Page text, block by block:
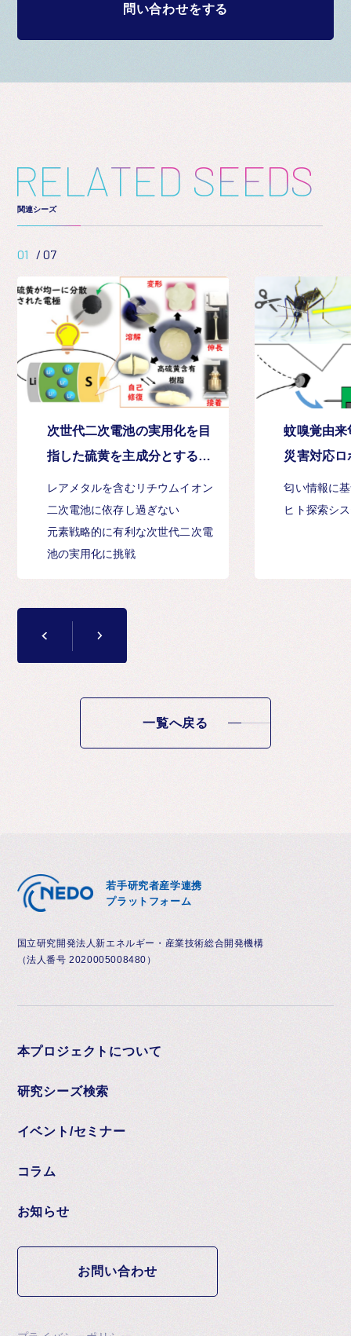
問い合わせをする
REL ATED SEEDS
関連シーズ
01 /07
次世代二次電池の実用化を目
指した硫黄を主成分とする熱
可塑性樹脂の開発と新たな電
極作製方法
レアメタルを含むリチウムイオン
二次電池に依存し過ぎない
元素戦略的に有利な次世代二次電
池の実用化に挑戦
蚊嗅覚由来
災害対応
開発
匂い情報に
ヒト探索シ
一覧へ戻る
若手研究者産学連携
プラットフォーム
国立研究開発法人新エネルギー・産業技術総合開発機構
（法人番号 2020005008480）
本プロジェクトについて
研究シーズ検索
イベント/セミナー
コラム
お知らせ
お問い合わせ